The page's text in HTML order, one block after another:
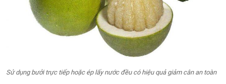
Sử dụng bưởi trực tiếp hoặc ép lấy nước đều có hiệu quả giảm cân an toàn